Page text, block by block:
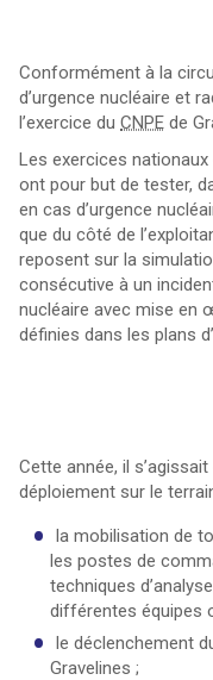
Conformément à la
d’urgence nucléaire et
l’exercice du CNPE de
Les exercices nationaux
ont pour but de tester,
en cas d’urgence
que du côté de
reposent sur la
consécutive à un
nucléaire avec mise en
définies dans les plans
Cette année, il s’agissait
déploiement sur le
la mobilisation de
les postes de
techniques
différentes équipes
le déclenchement
Gravelines ;